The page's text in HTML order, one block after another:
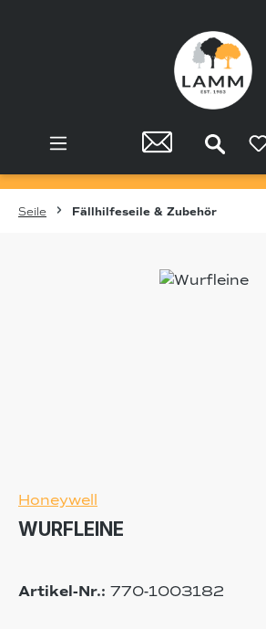
Seile Fällhilfeseile & Zubehör
Bildergalerie überspringen
Honeywell
WURFLEINE
Artikel-Nr.: 770-1003182